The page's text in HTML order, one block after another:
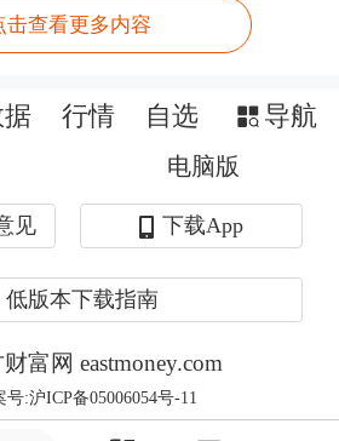
制作品质等必不可少。
块。朱玉卿表示：“中国
实。春节档期间单日超
也证明了中国电影票房
海才有鲸鱼，目前电影
‘鲸鱼’，创造新的票房
击查看更多内容
行情 自选 导航
电脑版
见 下载App
低版本下载指南
富网 eastmoney.com
号:沪ICP备05006054号-11